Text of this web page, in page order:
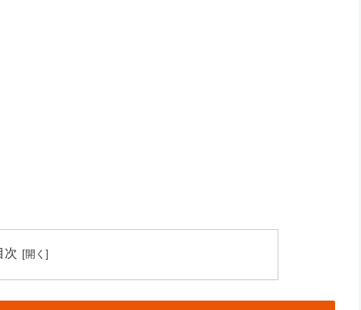
次